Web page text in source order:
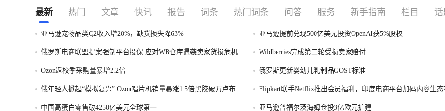
最新 热门 文章 快讯 报告 词条 热门词条 问答 服务 新手指南 栏目 话
亚马逊宠物品类Q2收入增20%，缺货损失降63% 亚马逊提前兑现500亿美元投资OpenAI获5%股权
俄罗斯电商联盟提案强制平台投保 应对WB仓库遇袭卖家货损危机 Wildberries完成第二轮受损卖家赔付
Ozon返校季采购量暴增2.2倍 俄罗斯更新婴幼儿乳制品GOST标准
俄年轻人掀起“模拟复兴” Ozon唱片机销量暴涨1.5倍黑胶破万卢布 Flipkart联手Netflix推出会员福利，印度电商平台加码内容生态
中国高蛋白零售破4250亿美元全球第一 亚马逊普福尔茨海姆仓投3亿欧元扩建